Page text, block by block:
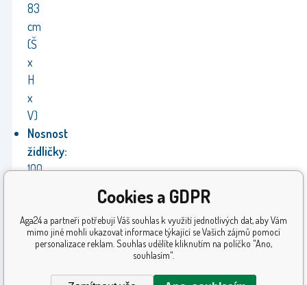
83
cm
(Š
x
H
x
V)
Nosnost
židličky:
100
měsíců
Výrobce:
Exclusiv
Cookies a GDPR
Aga24 a partneři potřebují Váš souhlas k využití jednotlivých dat, aby Vám
mimo jiné mohli ukazovat informace týkající se Vašich zájmů pomocí
personalizace reklam. Souhlas udělíte kliknutím na políčko "Ano,
souhlasím".